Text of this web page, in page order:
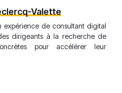
Valette
expérience de consultant digital
dirigeants à la recherche de
pour accélérer leur